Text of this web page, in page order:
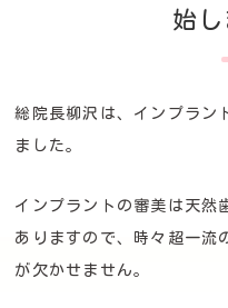
始し
総院長柳沢は、インプラン
ました。
インプラントの審美は天然
ありますので、時々超一流
が欠かせません。